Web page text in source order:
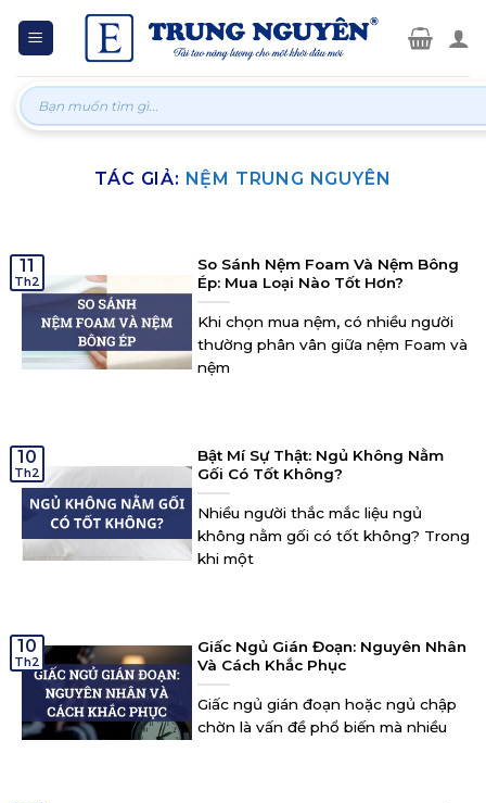
Tìm
kiếm:
TÁC GIẢ: NỆM TRUNG NGUYÊN
So Sánh Nệm Foam Và Nệm Bông
Ép: Mua Loại Nào Tốt Hơn?
Khi chọn mua nệm, có nhiều người
thường phân vân giữa nệm Foam và
nệm
11
Th2
Bật Mí Sự Thật: Ngủ Không Nằm
Gối Có Tốt Không?
Nhiều người thắc mắc liệu ngủ
không nằm gối có tốt không? Trong
khi một
10
Th2
Giấc Ngủ Gián Đoạn: Nguyên Nhân
Và Cách Khắc Phục
Giấc ngủ gián đoạn hoặc ngủ chập
chờn là vấn đề phổ biến mà nhiều
10
Th2